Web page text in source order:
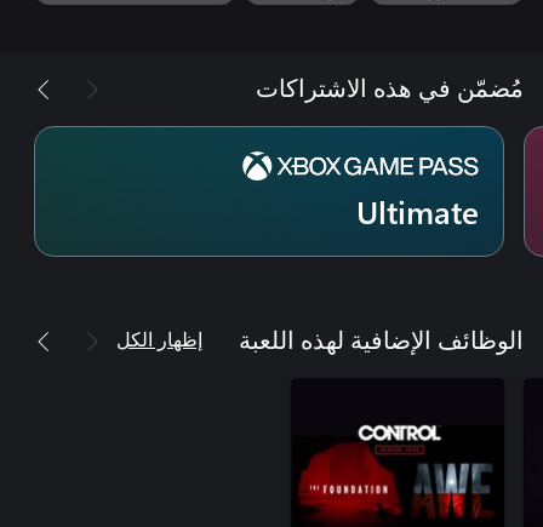
وقم بتخصيص أسلحتك.
مُضمّن في هذه الاشتراكات
Ultimate
الوظائف الإضافية لهذه اللعبة إظهار الكل